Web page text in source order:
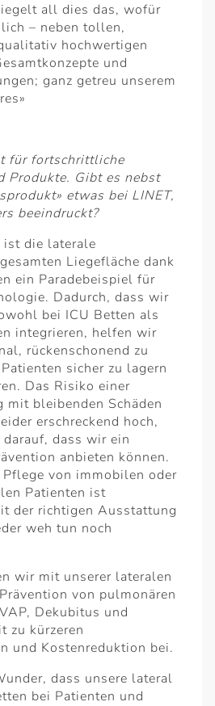
all dies das, wofür
– neben tollen,
hochwertigen
und
ganz getreu unserem
für fortschrittliche
Produkte. Gibt es nebst
etwas bei LINET,
beeindruckt?
die laterale
Liegefläche dank
ein Paradebeispiel für
Dadurch, dass wir
bei ICU Betten als
integrieren, helfen wir
rückenschonend zu
sicher zu lagern
Das Risiko einer
mit bleibenden Schäden
erschreckend hoch,
dass wir ein
anbieten können.
Pflege von immobilen oder
Patienten ist
der richtigen Ausstattung
weh tun noch
wir mit unserer lateralen
von pulmonären
Dekubitus und
zu kürzeren
und Kostenreduktion bei.
dass unsere lateral
bei Patienten und